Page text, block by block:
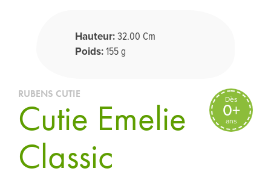
Hauteur:32.00 Cm
Poids:155 g
RUBENS CUTIE
Cutie Emelie
Classic
Dès
0+
ans